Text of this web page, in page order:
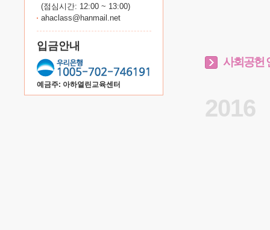
(점심시간: 12:00 ~ 13:00)
ahaclass@hanmail.net
입금안내
예금주: 아하열린교육센터
사회공헌
2016